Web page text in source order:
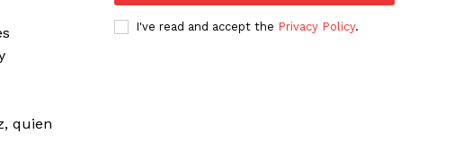
quien
I've read and accept the Privacy Policy.